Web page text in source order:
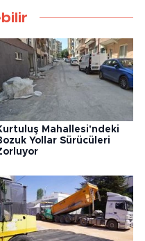
Mahallesi'ndeki
Yollar Sürücüleri